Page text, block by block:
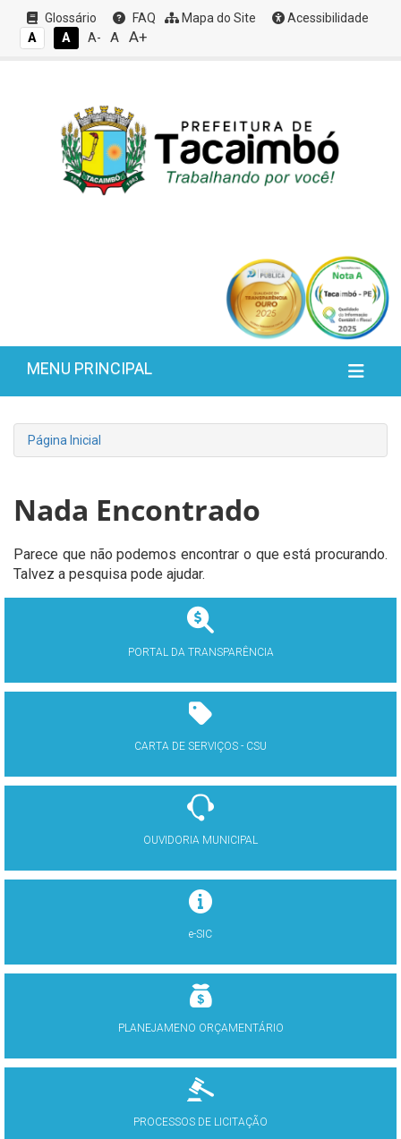
Glossário FAQ Mapa do Site
Acessibilidade
A
A A- A A+
MENU PRINCIPAL
Página Inicial
Nada Encontrado
Parece que não podemos encontrar o que está procurando.
Talvez a pesquisa pode ajudar.
PORTAL DA TRANSPARÊNCIA
CARTA DE SERVIÇOS - CSU
OUVIDORIA MUNICIPAL
e-SIC
PLANEJAMENO ORÇAMENTÁRIO
PROCESSOS DE LICITAÇÃO